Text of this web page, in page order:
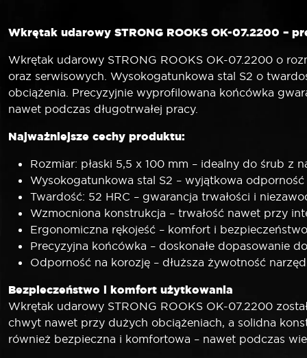
Wkrętak udarowy STRONG ROOKS OK-07.2200 –
Wkrętak udarowy STRONG ROOKS OK-07.2200 o
oraz serwisowych. Wysokogatunkowa stal S2 o
obciążenia. Precyzyjnie wyprofilowana końcówka
nawet podczas długotrwałej pracy.
Najważniejsze cechy produktu:
Rozmiar: płaski 5,5 x 100 mm – idealny do śrub z
Wysokogatunkowa stal S2 – wyjątkowa
Twardość: 52 HRC – gwarancja trwałości i
Wzmocniona konstrukcja – trwałość nawet przy
Ergonomiczna rękojeść – komfort i
Precyzyjna końcówka – doskonałe dopasowanie
Odporność na korozję – dłuższa żywotność
Bezpieczeństwo i komfort użytkowania
Wkrętak udarowy STRONG ROOKS OK-07.2200
chwyt nawet przy dużych obciążeniach, a solidna
również bezpieczna i komfortowa – nawet podczas